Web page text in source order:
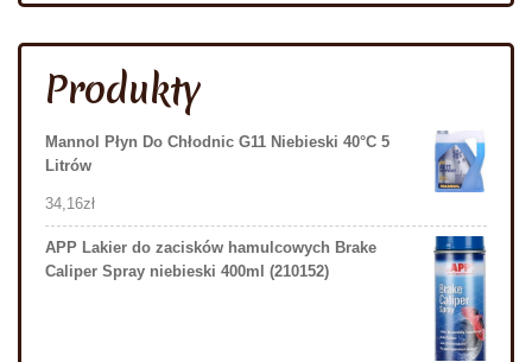
Produkty
Mannol Płyn Do Chłodnic G11 Niebieski 40°C 5
Litrów
34,16zł
APP Lakier do zacisków hamulcowych Brake
Caliper Spray niebieski 400ml (210152)